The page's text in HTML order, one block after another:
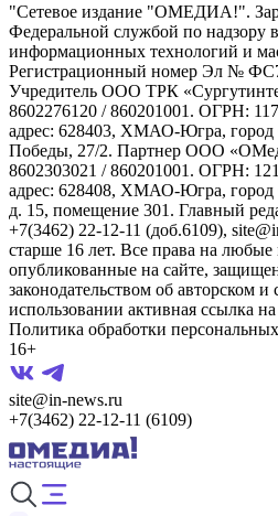
"Сетевое издание "ОМЕДИА!".
Федеральной службой по надзору
информационных технологий и
Регистрационный номер Эл №
Учредитель ООО ТРК
8602276120 / 860201001. ОГРН:
адрес: 628403, ХМАО-Югра, город
Победы, 27/2. Партнер ООО
8602303021 / 860201001. ОГРН:
адрес: 628408, ХМАО-Югра, город
д. 15, помещение 301. Главный
+7(3462) 22-12-11 (доб.6109),
старше 16 лет. Все права на любые
опубликованные на сайте,
законодательством об авторском
использовании активная ссылка
Политика обработки
16+
site@in-news.ru
+7(3462) 22-12-11 (6109)